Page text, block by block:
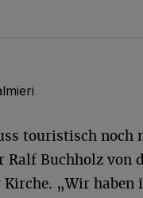
touristisch noch
Ralf Buchholz von
Kirche. „Wir